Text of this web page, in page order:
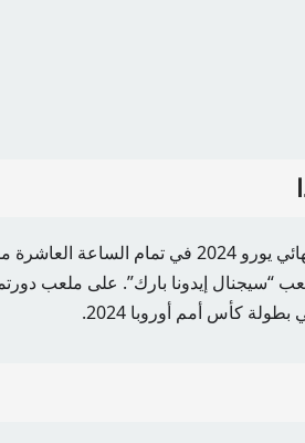
تنطلق مباراة إنجلترا وهولندا في نصف نهائي يورو
“سيجنال إيدونا بارك”. على ملعب
كأس أمم أوروبا 2024.